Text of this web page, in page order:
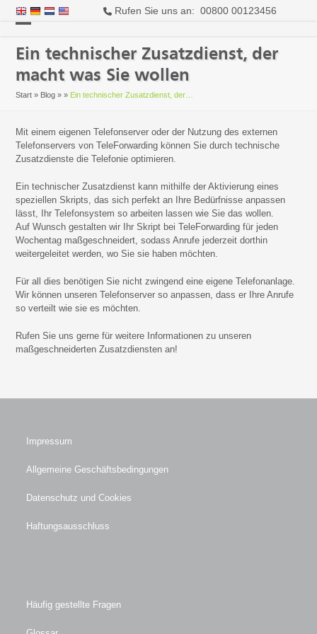
Rufen Sie uns an: 00800 00123456
mobile
menu
mobile
menu
Ein technischer Zusatzdienst, der
macht was Sie wollen
Start » Blog »» Ein technischer Zusatzdienst, der…
Mit einem eigenen Telefonserver oder der Nutzung des externen
Telefonservers von TeleForwarding können Sie durch technische
Zusatzdienste die Telefonie optimieren.
Ein technischer Zusatzdienst kann mithilfe der Aktivierung eines
speziellen Skripts, das sich perfekt an Ihre Bedürfnisse anpassen
lässt, Ihr Telefonsystem so arbeiten lassen wie Sie das wollen.
Auf Wunsch gestalten wir Ihr Skript bei TeleForwarding für jeden
Wochentag maßgeschneidert, sodass Anrufe jederzeit dorthin
weitergeleitet werden, wo Sie sie haben möchten.
Für all dies benötigen Sie nicht zwingend eine eigene Telefonanlage.
Wir können unseren Telefonserver so anpassen, dass er Ihre Anrufe
so verteilt wie sie es möchten.
Rufen Sie uns gerne für weitere Informationen zu unseren
maßgeschneiderten Zusatzdiensten an!
Impressum
Allgemeine Geschäftsbedingungen
Datenschutz und Cookies
Haftungsausschluss
Häufig gestellte Fragen